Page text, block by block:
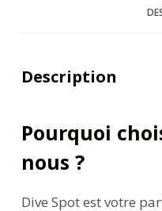
Description
Pourquoi
nous ?
Dive Spot est votre